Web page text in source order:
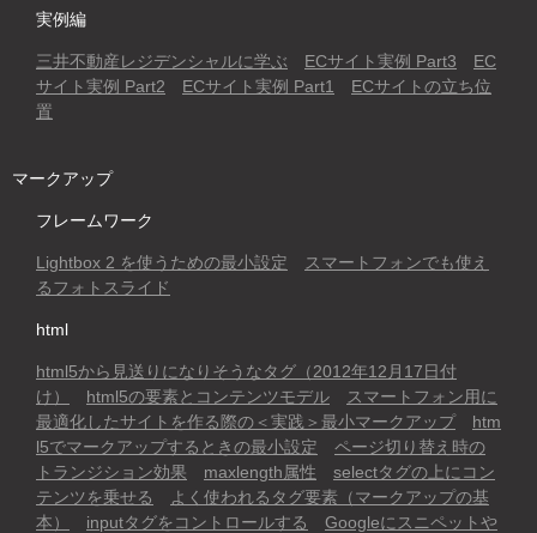
実例編
三井不動産レジデンシャルに学ぶ ECサイト実例 Part3
EC
サイト実例 Part2
ECサイト実例 Part1
ECサイトの立ち位
置
マークアップ
フレームワーク
Lightbox 2 を使うための最小設定
スマートフォンでも使え
るフォトスライド
html
html5から見送りになりそうなタグ（2012年12月17日付
け）
html5の要素とコンテンツモデル
スマートフォン用に
最適化したサイトを作る際の＜実践＞最小マークアップ
htm
l5でマークアップするときの最小設定
ページ切り替え時の
トランジション効果
maxlength属性
selectタグの上にコン
テンツを乗せる
よく使われるタグ要素（マークアップの基
本）
inputタグをコントロールする
Googleにスニペットや